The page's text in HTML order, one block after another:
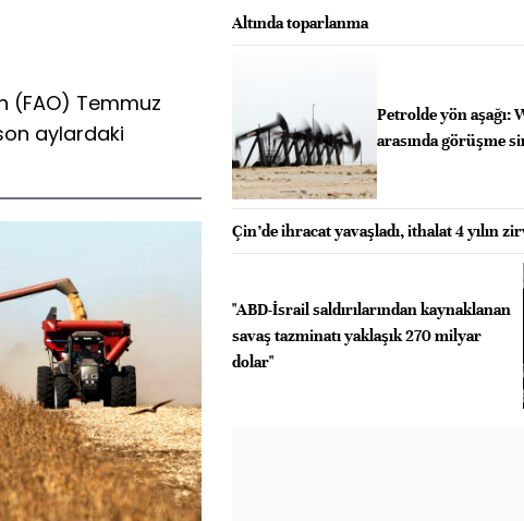
(FAO) Temmuz
aylardaki
Altında toparlanma
Petrolde yön aşağı:
arasında görüşme
Çin’de ihracat yavaşladı, ithalat 4 yılın
"ABD-İsrail saldırılarından kaynaklanan
savaş tazminatı yaklaşık 270 milyar
dolar"